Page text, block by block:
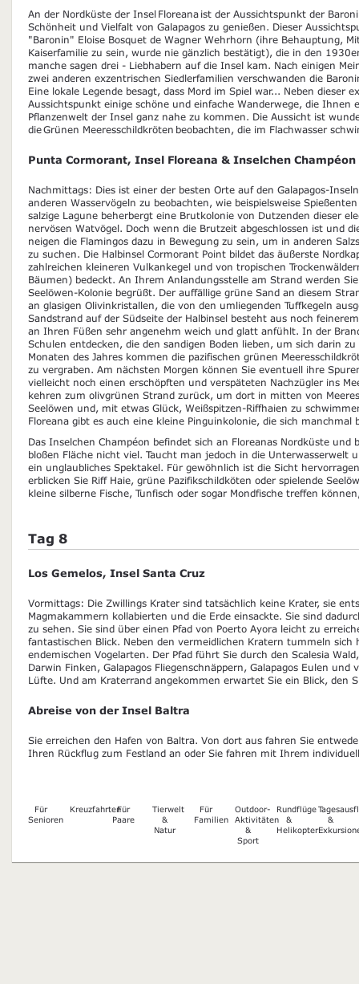
An der Nordküste der Insel Floreana ist der Aussichtspunkt der
Schönheit und Vielfalt von Galapagos zu genießen. Dieser
"Baronin" Eloise Bosquet de Wagner Wehrhorn (ihre Behauptung,
Kaiserfamilie zu sein, wurde nie gänzlich bestätigt), die in den
manche sagen drei - Liebhabern auf die Insel kam. Nach einigen
zwei anderen exzentrischen Siedlerfamilien verschwanden die
Eine lokale Legende besagt, dass Mord im Spiel war... Neben dieser
Aussichtspunkt einige schöne und einfache Wanderwege, die Ihnen
Pflanzenwelt der Insel ganz nahe zu kommen. Die Aussicht ist
die Grünen Meeresschildkröten beobachten, die im Flachwasser
Punta Cormorant, Insel Floreana & Inselchen Champéon
Nachmittags: Dies ist einer der besten Orte auf den Galapagos-
anderen Wasservögeln zu beobachten, wie beispielsweise
salzige Lagune beherbergt eine Brutkolonie von Dutzenden dieser
nervösen Watvögel. Doch wenn die Brutzeit abgeschlossen ist und
neigen die Flamingos dazu in Bewegung zu sein, um in anderen
zu suchen. Die Halbinsel Cormorant Point bildet das äußerste
zahlreichen kleineren Vulkankegel und von tropischen
Bäumen) bedeckt. An Ihrem Anlandungsstelle am Strand werden
Seelöwen-Kolonie begrüßt. Der auffällige grüne Sand an diesem
an glasigen Olivinkristallen, die von den umliegenden Tuffkegeln
Sandstrand auf der Südseite der Halbinsel besteht aus noch
an Ihren Füßen sehr angenehm weich und glatt anfühlt. In der
Schulen entdecken, die den sandigen Boden lieben, um sich darin
Monaten des Jahres kommen die pazifischen grünen
zu vergraben. Am nächsten Morgen können Sie eventuell ihre
vielleicht noch einen erschöpften und verspäteten Nachzügler ins
kehren zum olivgrünen Strand zurück, um dort in mitten von
Seelöwen und, mit etwas Glück, Weißspitzen-Riffhaien zu
Floreana gibt es auch eine kleine Pinguinkolonie, die sich manchmal
Das Inselchen Champéon befindet sich an Floreanas Nordküste
bloßen Fläche nicht viel. Taucht man jedoch in die Unterwasserwelt
ein unglaubliches Spektakel. Für gewöhnlich ist die Sicht
erblicken Sie Riff Haie, grüne Pazifikschildköten oder spielende
kleine silberne Fische, Tunfisch oder sogar Mondfische treffen
Tag 8
Los Gemelos, Insel Santa Cruz
Vormittags: Die Zwillings Krater sind tatsächlich keine Krater, sie
Magmakammern kollabierten und die Erde einsackte. Sie sind
zu sehen. Sie sind über einen Pfad von Poerto Ayora leicht zu
fantastischen Blick. Neben den vermeidlichen Kratern tummeln sich
endemischen Vogelarten. Der Pfad führt Sie durch den Scalesia
Darwin Finken, Galapagos Fliegenschnäppern, Galapagos Eulen
Lüfte. Und am Kraterrand angekommen erwartet Sie ein Blick, den
Abreise von der Insel Baltra
Sie erreichen den Hafen von Baltra. Von dort aus fahren Sie
Ihren Rückflug zum Festland an oder Sie fahren mit Ihrem
Für
Senioren
KreuzfahrtenFür
Paare
Tierwelt
&
Natur
Für
Familien
Outdoor-
Aktivitäten
&
Sport
Rundflüge
&
Helikopter
&